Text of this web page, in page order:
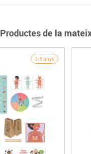
Productes de la
3-5 anys